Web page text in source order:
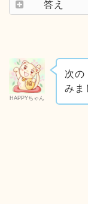
答え
HAPPYちゃん
次の
みま